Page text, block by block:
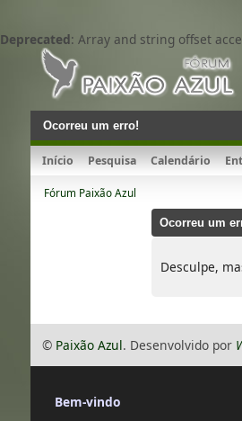
Deprecated: Array and string offset
Ocorreu um erro!
Início Pesquisa Calendário
Fórum Paixão Azul
Ocorreu um
Desculpe,
© Paixão Azul. Desenvolvido por
Bem-vindo